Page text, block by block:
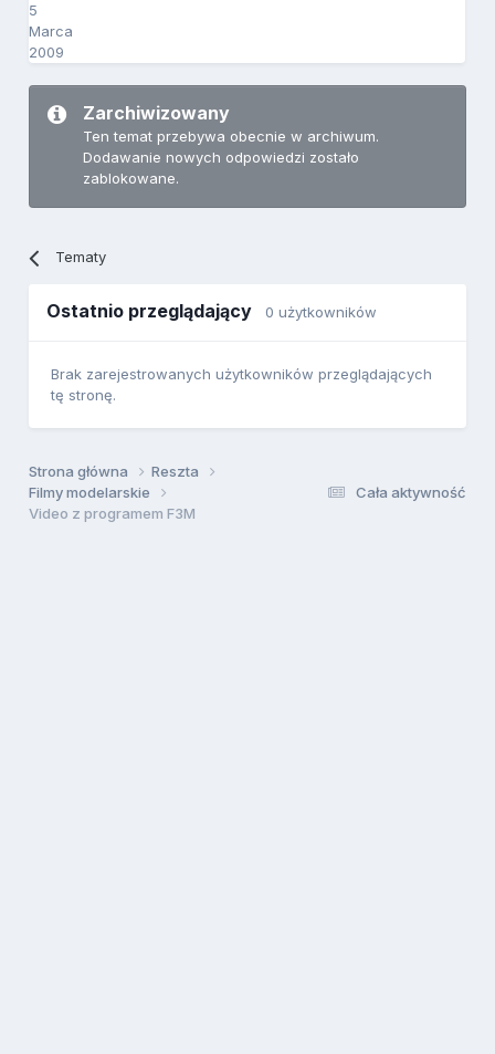
5
Marca
2009
Zarchiwizowany
Ten temat przebywa obecnie w archiwum.
Dodawanie nowych odpowiedzi zostało
zablokowane.
Tematy
Ostatnio przeglądający 0 użytkowników
Brak zarejestrowanych użytkowników przeglądających
tę stronę.
Cała aktywność
Strona główna
Reszta
Filmy modelarskie
Video z programem F3M